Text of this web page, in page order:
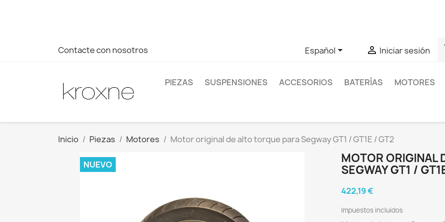
Contacte con nosotros Español  Iniciar sesión
PIEZAS SUSPENSIONES ACCESORIOS BATERÍAS MOTORES
Inicio Piezas Motores Motor original de alto torque para Segway GT1 / GT1E / GT2
NUEVO
MOTOR ORIGINAL
SEGWAY GT1 /
422,19 €
Impuestos incluidos